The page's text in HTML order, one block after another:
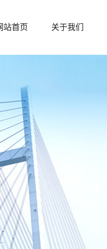
站首页 关于我们